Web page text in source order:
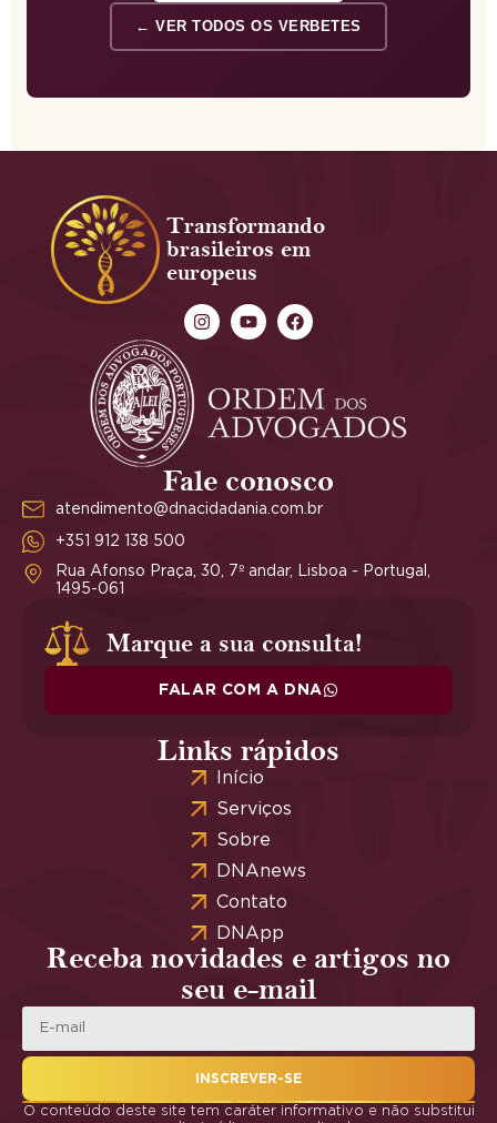
← VER TODOS OS VERBETES
Transformando
brasileiros em
europeus
Fale conosco
atendimento@dnacidadania.com.br
+351 912 138 500
Rua Afonso Praça, 30, 7º andar, Lisboa - Portugal,
1495-061
Marque a sua consulta!
FALAR COM A DNA
Links rápidos
Início
Serviços
Sobre
DNAnews
Contato
DNApp
Receba novidades e artigos no
seu e-mail
INSCREVER-SE
O conteúdo deste site tem caráter informativo e não substitui